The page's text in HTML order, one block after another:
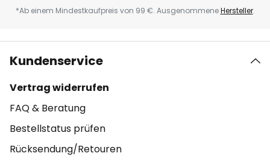
*Ab einem Mindestkaufpreis von 99 €. AusgenommeneHersteller.
Kundenservice
Vertrag widerrufen
FAQ & Beratung
Bestellstatus prüfen
Rücksendung/Retouren